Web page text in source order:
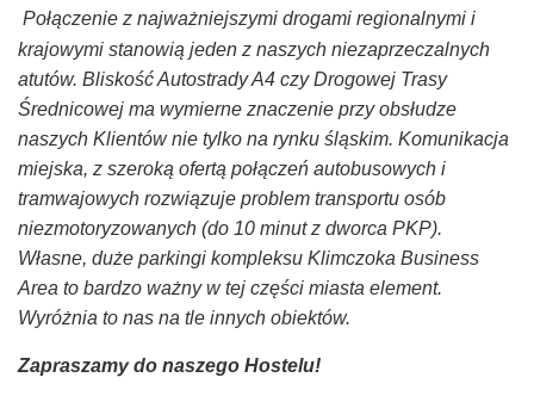
Połączenie z najważniejszymi drogami regionalnymi i
krajowymi stanowią jeden z naszych niezaprzeczalnych
atutów. Bliskość Autostrady A4 czy Drogowej Trasy
Średnicowej ma wymierne znaczenie przy obsłudze
naszych Klientów nie tylko na rynku śląskim. Komunikacja
miejska, z szeroką ofertą połączeń autobusowych i
tramwajowych rozwiązuje problem transportu osób
niezmotoryzowanych (do 10 minut z dworca PKP).
Własne, duże parkingi kompleksu Klimczoka Business
Area to bardzo ważny w tej części miasta element.
Wyróżnia to nas na tle innych obiektów.
Zapraszamy do naszego Hostelu!